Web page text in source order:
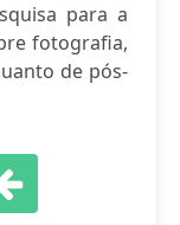
para a
fotografia,
de pós-